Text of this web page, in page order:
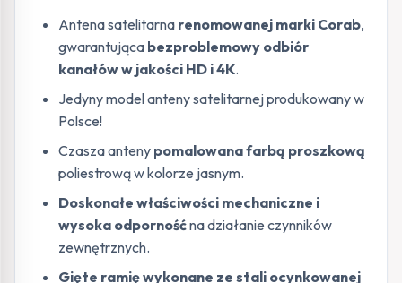
Antena satelitarna renomowanej marki Corab,
gwarantująca bezproblemowy odbiór
kanałów w jakości HD i 4K.
Jedyny model anteny satelitarnej produkowany w
Polsce!
Czasza anteny pomalowana farbą proszkową
poliestrową w kolorze jasnym.
Doskonałe właściwości mechaniczne i
wysoka odpornośćna działanie czynników
zewnętrznych.
Gięte ramię wykonane ze stali ocynkowanej